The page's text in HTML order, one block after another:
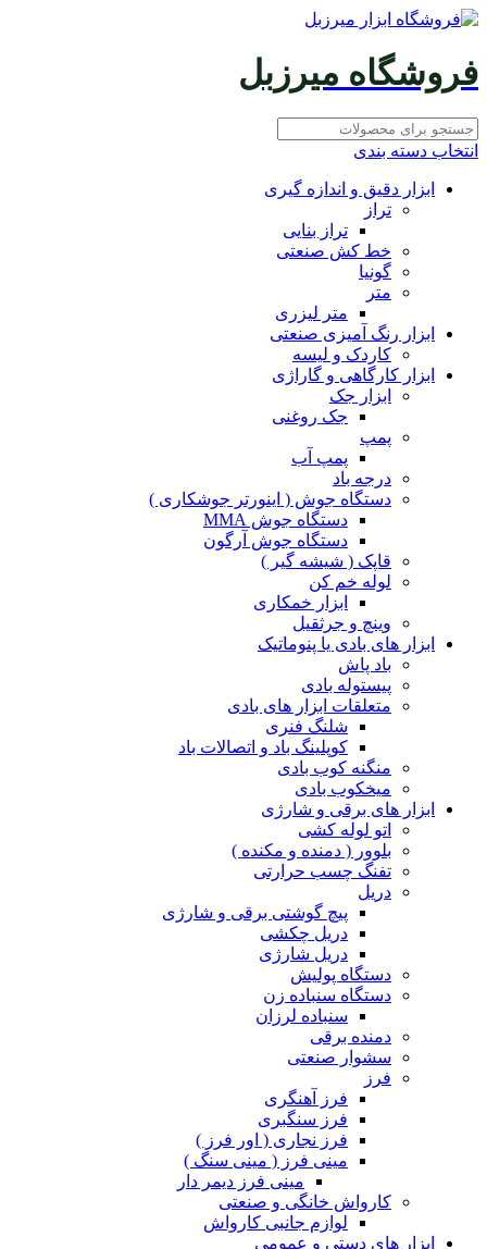
فروشگاه میرزبل
انتخاب دسته بندی
ابزار دقیق و اندازه گیری
تراز
تراز بنایی
خط کش صنعتی
گونیا
متر
متر لیزری
ابزار رنگ آمیزی صنعتی
کاردک و لیسه
ابزار کارگاهی و گاراژی
ابزار جک
جک روغنی
پمپ
پمپ آب
درجه باد
دستگاه جوش ( اینورتر جوشکاری )
دستگاه جوش MMA
دستگاه جوش آرگون
قاپک ( شیشه گیر )
لوله خم کن
ابزار خمکاری
وینچ و جرثقیل
ابزار های بادی یا پنوماتیک
باد پاش
پیستوله بادی
متعلقات ابزار های بادی
شلنگ فنری
کوپلینگ باد و اتصالات باد
منگنه کوب بادی
میخکوب بادی
ابزار های برقی و شارژی
اتو لوله کشی
بلوور ( دمنده و مکنده )
تفنگ چسب حرارتی
دریل
پیچ گوشتی برقی و شارژی
دریل چکشی
دریل شارژی
دستگاه پولیش
دستگاه سنباده زن
سنباده لرزان
دمنده برقی
سشوار صنعتی
فرز
فرز آهنگری
فرز سنگبری
فرز نجاری ( اور فرز )
مینی فرز ( مینی سنگ )
مینی فرز دیمر دار
کارواش خانگی و صنعتی
لوازم جانبی کارواش
ابزار های دستی و عمومی